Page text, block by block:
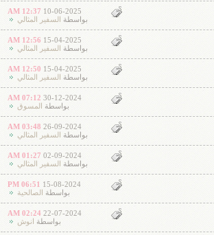
10-06-2025
12:37 AM
بواسطة
السفير المثالي
15-04-2025
12:56 AM
بواسطة
السفير المثالي
15-04-2025
12:50 AM
بواسطة
السفير المثالي
30-12-2024
07:12 AM
بواسطة
المسوق
26-09-2024
03:48 AM
بواسطة
السفير المثالي
02-09-2024
01:27 AM
بواسطة
السفير المثالي
15-08-2024
06:51 PM
بواسطة
الصالحية
22-07-2024
02:24 AM
بواسطة
انوش